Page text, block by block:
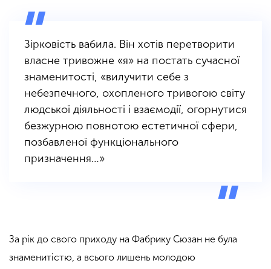
Зірковість вабила. Він хотів перетворити
власне тривожне «я» на постать сучасної
знаменитості, «вилучити себе з
небезпечного, охопленого тривогою світу
людської діяльності і взаємодії, огорнутися
безжурною повнотою естетичної сфери,
позбавленої функціонального
призначення…»
За рік до свого приходу на Фабрику Сюзан не була
знаменитістю, а всього лишень молодою